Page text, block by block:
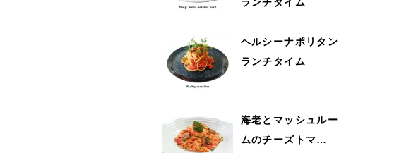
ヘルシーナポリタン
ランチタイム
海老とマッシュルー
ムのチーズトマ…